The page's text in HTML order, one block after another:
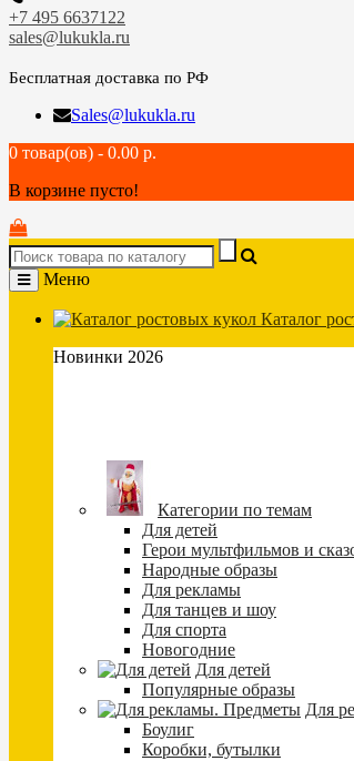
+7 495 6637122
sales@lukukla.ru
Бесплатная доставка по РФ
Sales@lukukla.ru
0 товар(ов) - 0.00 р.
В корзине пусто!
Меню
Каталог
Новинки 2026
Категории по темам
Для детей
Герои мультфильмов и
Народные образы
Для рекламы
Для танцев и шоу
Для спорта
Новогодние
Для детей
Популярные образы
Для
Боулиг
Коробки, бутылки